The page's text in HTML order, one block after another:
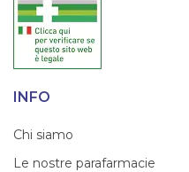
INFO
Chi siamo
Le nostre parafarmacie